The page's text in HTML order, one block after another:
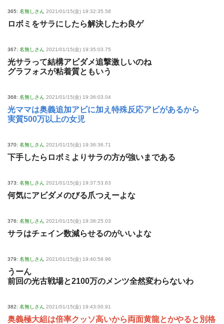
365: 名無しさん 2021/01/15(金) 19:32:35.58
ロボミをサラにしたら解決したわ良ゲ
367: 名無しさん 2021/01/15(金) 19:35:03.75
光サラって結構アビダメ追撃激しいのね
グラフォスが粘着質ともいう
368: 名無しさん 2021/01/15(金) 19:36:03.04
光ママは奥義追加アビに加え特殊反応アビがあるから
実質500万以上の女児
370: 名無しさん 2021/01/15(金) 19:36:36.71
下手したらロボミよりサラの方が強いまである
373: 名無しさん 2021/01/15(金) 19:37:53.63
何気にアビダメのびる爪つえーよな
376: 名無しさん 2021/01/15(金) 19:38:25.03
サラはチェイン数減らせるのがいいよな
379: 名無しさん 2021/01/15(金) 19:40:58.96
うーん
前回の光古戦場と2100万のメンツ全然変わらないわ
382: 名無しさん 2021/01/15(金) 19:43:00.91
奥義極大組は倍率クッソ高いから両面黄龍とかやると別格